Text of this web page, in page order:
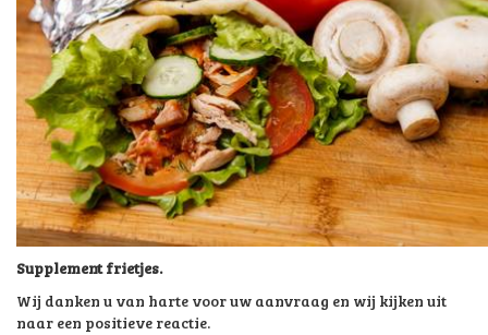
Supplement frietjes.
Wij danken u van harte voor uw aanvraag en wij kijken uit
naar een positieve reactie.